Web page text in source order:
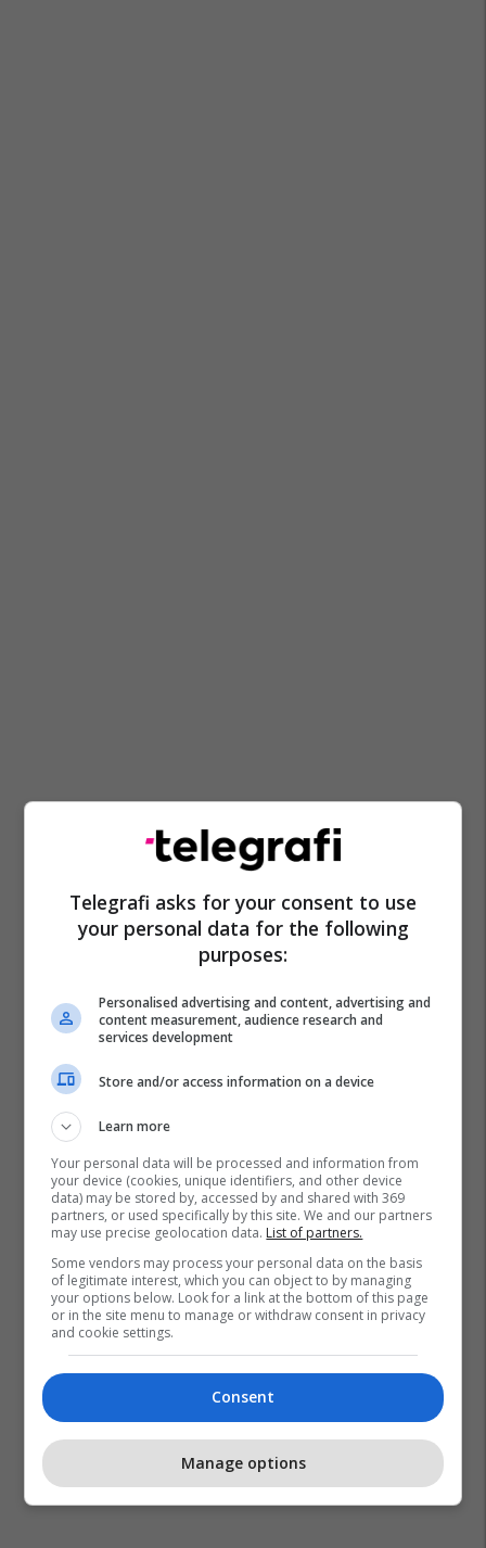
Telegrafi asks for your consent to use
your personal data for the following
purposes:
Personalised advertising and content, advertising and
content measurement, audience research and
services development
Store and/or access information on a device
Learn more
Your personal data will be processed and information from
your device (cookies, unique identifiers, and other device
data) may be stored by, accessed by and shared with 369
partners, or used specifically by this site. We and our partners
may use precise geolocation data. List of partners.
Some vendors may process your personal data on the basis
of legitimate interest, which you can object to by managing
your options below. Look for a link at the bottom of this page
or in the site menu to manage or withdraw consent in privacy
and cookie settings.
Consent
Manage options